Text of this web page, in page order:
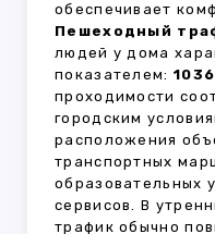
обеспечивает
Пешеходный
людей у дома
показателем: 1036
проходимости
городским
расположения
транспортных
образовательных
сервисов. В
трафик обычно